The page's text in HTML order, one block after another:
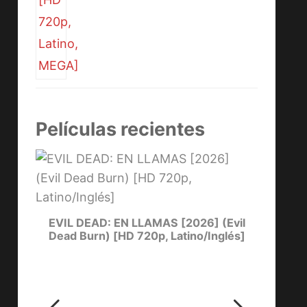
Películas recientes
EVIL DEAD: EN LLAMAS [2026] (Evil
Dead Burn) [HD 720p, Latino/Inglés]